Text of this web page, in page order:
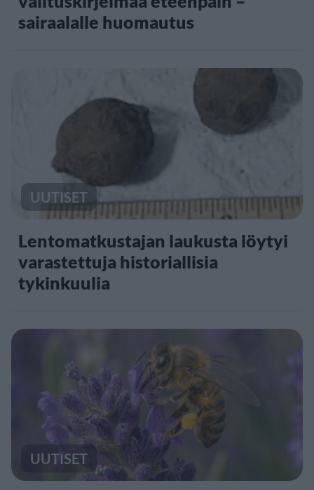
sairaalalle huomautus
UUTISET
Lentomatkustajan laukusta löytyi
varastettuja historiallisia
tykinkuulia
UUTISET